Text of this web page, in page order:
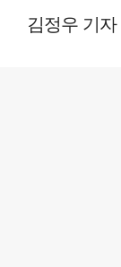
김정우 기자